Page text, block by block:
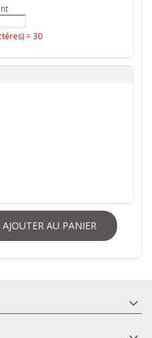
=30
AJOUTER AU PANIER